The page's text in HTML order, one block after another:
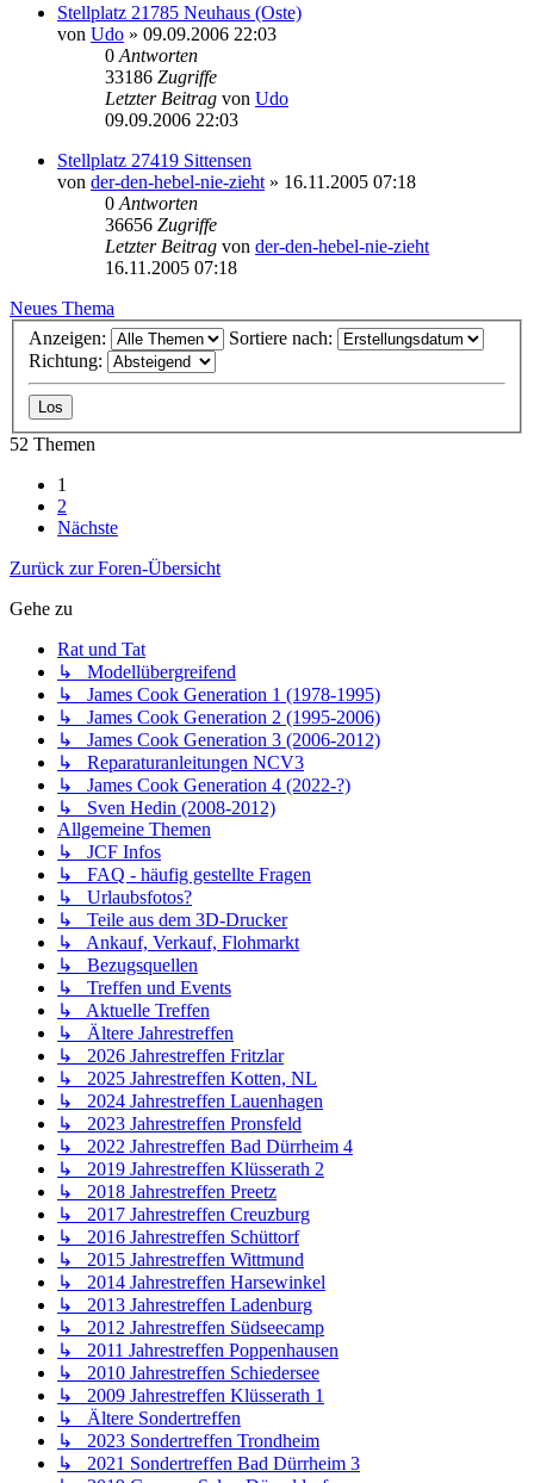
Stellplatz 21785 Neuhaus (Oste)
von Udo » 09.09.2006 22:03
0 Antworten
33186 Zugriffe
Letzter Beitrag von Udo
09.09.2006 22:03
Stellplatz 27419 Sittensen
von der-den-hebel-nie-zieht » 16.11.2005 07:18
0 Antworten
36656 Zugriffe
Letzter Beitrag von der-den-hebel-nie-zieht
16.11.2005 07:18
Neues Thema
Anzeigen:
Sortiere nach:
Richtung:
52 Themen
1
2
Nächste
Zurück zur Foren-Übersicht
Gehe zu
Rat und Tat
↳ Modellübergreifend
↳ James Cook Generation 1 (1978-1995)
↳ James Cook Generation 2 (1995-2006)
↳ James Cook Generation 3 (2006-2012)
↳ Reparaturanleitungen NCV3
↳ James Cook Generation 4 (2022-?)
↳ Sven Hedin (2008-2012)
Allgemeine Themen
↳ JCF Infos
↳ FAQ - häufig gestellte Fragen
↳ Urlaubsfotos?
↳ Teile aus dem 3D-Drucker
↳ Ankauf, Verkauf, Flohmarkt
↳ Bezugsquellen
↳ Treffen und Events
↳ Aktuelle Treffen
↳ Ältere Jahrestreffen
↳ 2026 Jahrestreffen Fritzlar
↳ 2025 Jahrestreffen Kotten, NL
↳ 2024 Jahrestreffen Lauenhagen
↳ 2023 Jahrestreffen Pronsfeld
↳ 2022 Jahrestreffen Bad Dürrheim 4
↳ 2019 Jahrestreffen Klüsserath 2
↳ 2018 Jahrestreffen Preetz
↳ 2017 Jahrestreffen Creuzburg
↳ 2016 Jahrestreffen Schüttorf
↳ 2015 Jahrestreffen Wittmund
↳ 2014 Jahrestreffen Harsewinkel
↳ 2013 Jahrestreffen Ladenburg
↳ 2012 Jahrestreffen Südseecamp
↳ 2011 Jahrestreffen Poppenhausen
↳ 2010 Jahrestreffen Schiedersee
↳ 2009 Jahrestreffen Klüsserath 1
↳ Ältere Sondertreffen
↳ 2023 Sondertreffen Trondheim
↳ 2021 Sondertreffen Bad Dürrheim 3